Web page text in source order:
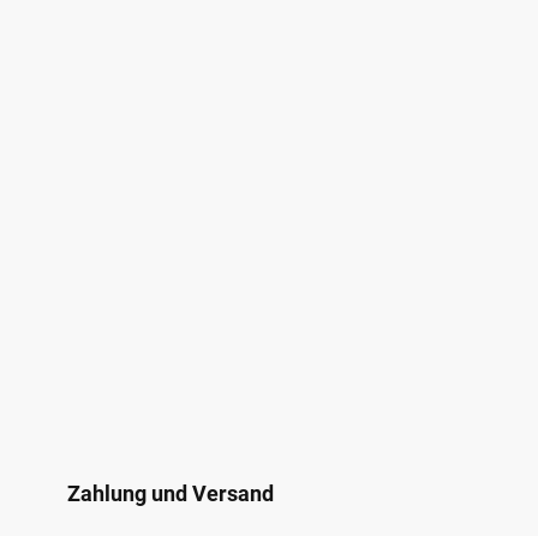
Zahlung und Versand